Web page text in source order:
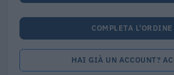
COMPLETA L'ORDINE
HAI GIÀ UN ACCOUNT?